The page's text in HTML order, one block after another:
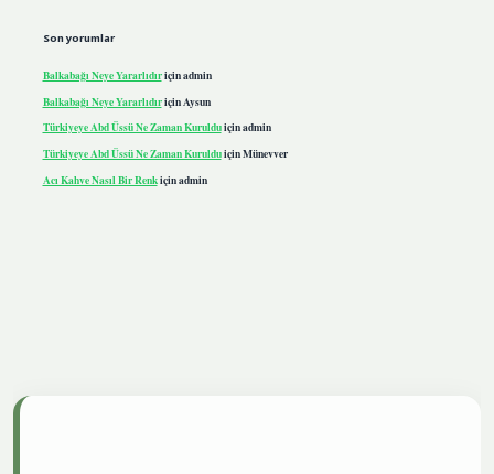
Son yorumlar
Balkabağı Neye Yararlıdıriçinadmin
Balkabağı Neye Yararlıdıriçin Aysun
Türkiyeye Abd Üssü Ne Zaman Kurulduiçinadmin
Türkiyeye Abd Üssü Ne Zaman KurulduiçinMünevver
Acı Kahve Nasıl Bir Renkiçinadmin